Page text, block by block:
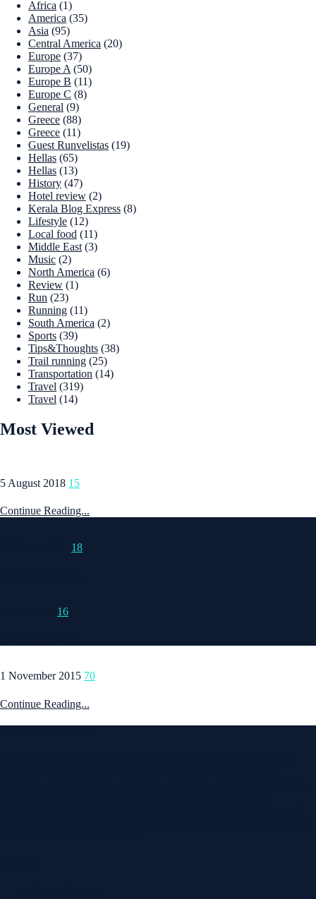
Africa (1)
America (35)
Asia (95)
Central America (20)
Europe (37)
Europe A (50)
Europe B (11)
Europe C (8)
General (9)
Greece (88)
Greece (11)
Guest Runvelistas (19)
Hellas (65)
Hellas (13)
History (47)
Hotel review (2)
Kerala Blog Express (8)
Lifestyle (12)
Local food (11)
Middle East (3)
Music (2)
North America (6)
Review (1)
Run (23)
Running (11)
South America (2)
Sports (39)
Tips&Thoughts (38)
Trail running (25)
Transportation (14)
Travel (319)
Travel (14)
Most Viewed
5 August 2018 15
Continue Reading...
18
16
1 November 2015 70
Continue Reading...